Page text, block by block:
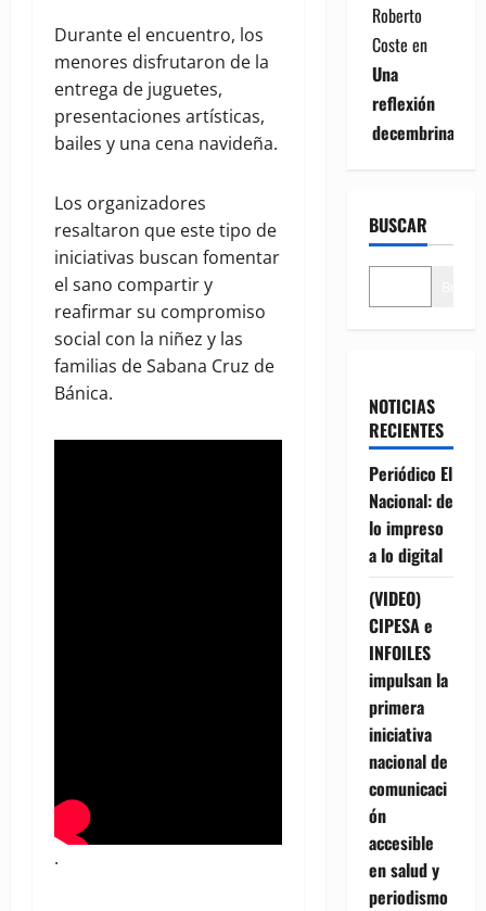
Durante el encuentro, los
menores disfrutaron de la
entrega de juguetes,
presentaciones artísticas,
bailes y una cena navideña.
Los organizadores
resaltaron que este tipo de
iniciativas buscan fomentar
el sano compartir y
reafirmar su compromiso
social con la niñez y las
familias de Sabana Cruz de
Bánica.
.
Roberto
Coste en
Una
reflexión
decembrina
BUSCAR
NOTICIAS
RECIENTES
Periódico El
Nacional: de
lo impreso
a lo digital
(VIDEO)
CIPESA e
INFOILES
impulsan la
primera
iniciativa
nacional de
comunicaci
ón
accesible
en salud y
periodismo